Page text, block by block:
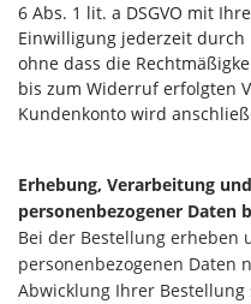
6 Abs. 1 lit. a DSGVO mit
Einwilligung jederzeit
ohne dass die
bis zum Widerruf erfolgten
Kundenkonto wird
Erhebung, Verarbeitung
personenbezogener Daten
Bei der Bestellung erheben
personenbezogenen Daten
Abwicklung Ihrer